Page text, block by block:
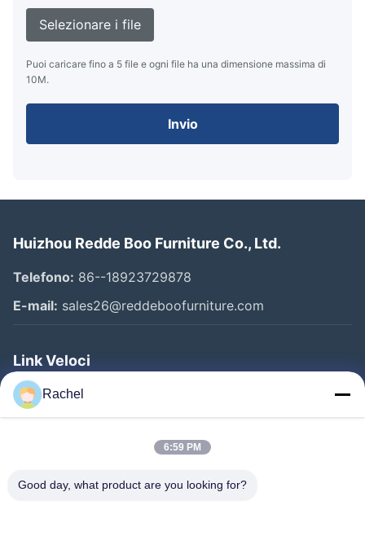
Selezionare i file
Puoi caricare fino a 5 file e ogni file ha una dimensione massima di
10M.
Invio
Huizhou Redde Boo Furniture Co., Ltd.
Telefono: 86--18923729878
E-mail: sales26@reddeboofurniture.com
Link Veloci
Casa
Prodotti
Chi Siamo
Rachel
6:59 PM
Good day, what product are you looking for?